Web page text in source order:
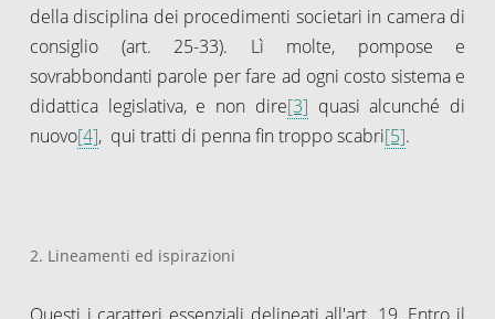
della disciplina dei procedimenti societari in camera di
consiglio (art. 25-33). Lì molte, pompose e
sovrabbondanti parole per fare ad ogni costo sistema e
didattica legislativa, e non dire[3] quasi alcunché di
nuovo[4], qui tratti di penna fin troppo scabri[5].
2. Lineamenti ed ispirazioni